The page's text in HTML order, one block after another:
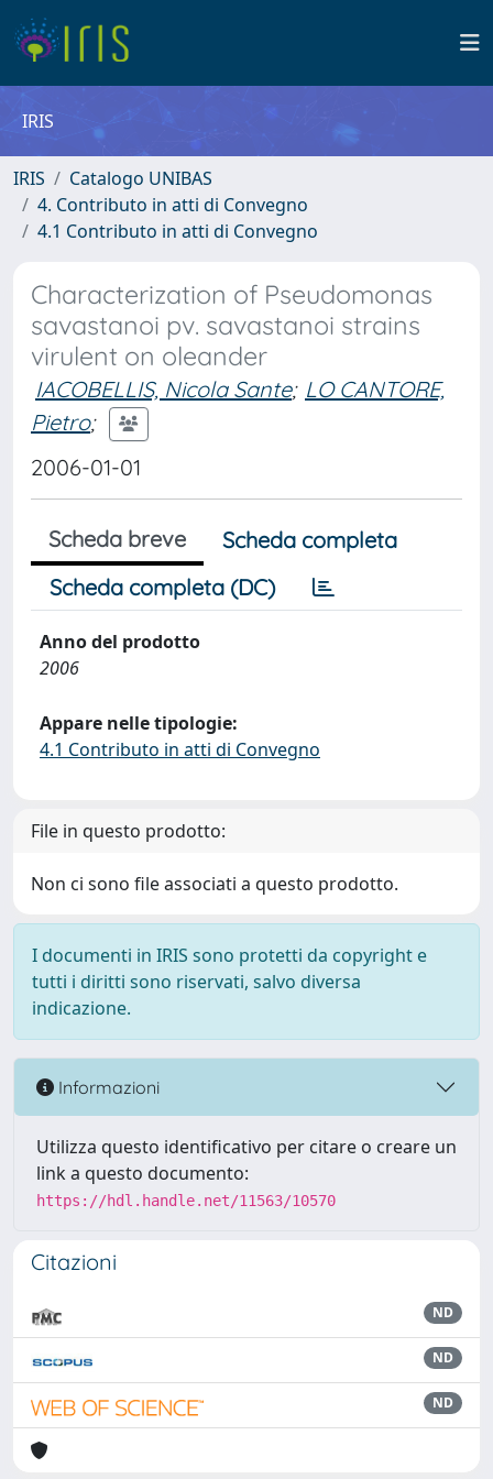
IRIS
IRIS
Catalogo UNIBAS
4. Contributo in atti di Convegno
4.1 Contributo in atti di Convegno
Characterization of Pseudomonas
savastanoi pv. savastanoi strains
virulent on oleander
IACOBELLIS, Nicola Sante; LO CANTORE,
Pietro;
2006-01-01
Scheda breve
Scheda completa
Scheda completa (DC)
Anno del prodotto
2006
Appare nelle tipologie:
4.1 Contributo in atti di Convegno
File in questo prodotto:
Non ci sono file associati a questo prodotto.
I documenti in IRIS sono protetti da copyright e
tutti i diritti sono riservati, salvo diversa
indicazione.
Informazioni
Utilizza questo identificativo per citare o creare un
link a questo documento:
https://hdl.handle.net/11563/10570
Citazioni
ND
ND
ND